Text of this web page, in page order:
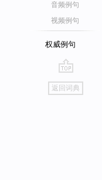
音频例句
视频例句
权威例句
go
top
返回词典